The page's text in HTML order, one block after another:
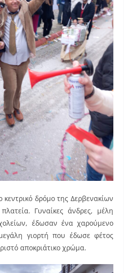
δρόμο της Δερβενακίων
Γυναίκες άνδρες, μέλη
έδωσαν ένα χαρούμενο
γιορτή που έδωσε φέτος
αποκριάτικο χρώμα.